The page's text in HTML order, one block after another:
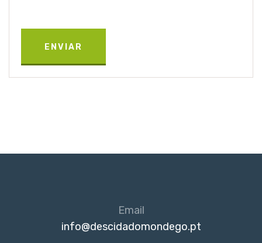
ENVIAR
Email
info@descidadomondego.pt